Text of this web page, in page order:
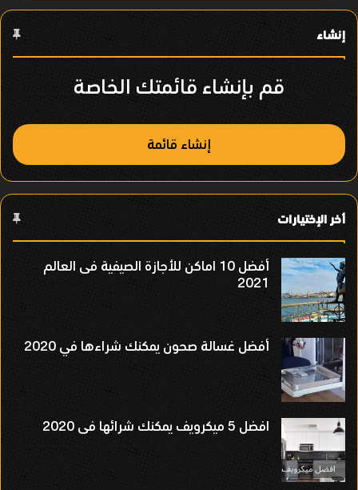
ع
ن
إنشاء
قم بإنشاء قائمتك الخاصة
إنشاء قائمة
أخر الإختيارات
أفضل 10 اماكن للأجازة الصيفية فى العالم
2021
أفضل غسالة صحون يمكنك شراءها في 2020
افضل 5 ميكرويف يمكنك شرائها فى 2020